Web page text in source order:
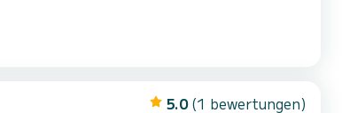
5.0 (1 bewertungen)